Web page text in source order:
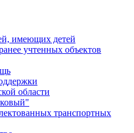
имеющих детей
учтенных объектов
области
транспортных